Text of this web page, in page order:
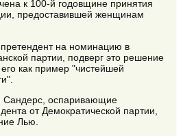
к 100-й годовщине принятия
предоставившей женщинам
на номинацию в
партии, подверг это решение
как пример "чистейшей
Сандерс, оспаривающие
от Демократической партии,
Лью.